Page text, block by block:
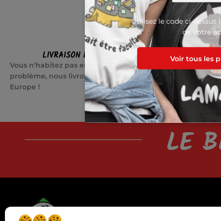
LIVRAISON EN EUROPE
Vous n’habitez pas en France ? Pas de
problème, nous livrons partout en
Europe !
Quelque
jours pour
LE
Utilisez le code ci-dessus
de votre
Voir tous les